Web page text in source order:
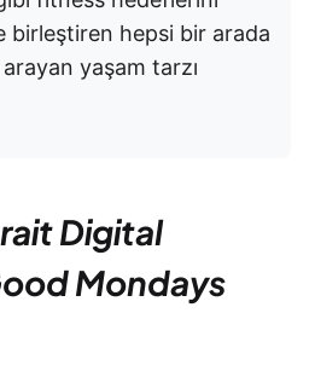
birleştiren hepsi bir arada
yaşam tarzı
Digital
Mondays